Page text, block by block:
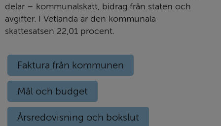
delar – kommunalskatt, bidrag från staten och
avgifter. I Vetlanda är den kommunala
skattesatsen 22,01 procent.
Faktura från kommunen
Mål och budget
Årsredovisning och bokslut